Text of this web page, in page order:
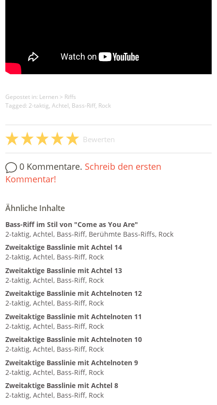
Gepostet in: Lernen > Riffs
Tagged: 2-taktig, Achtel, Bass-Riff, Rock
Bewerten
0 Kommentare. Schreib den ersten
Kommentar!
Ähnliche Inhalte
Bass-Riff im Stil von "Come as You Are"
2-taktig, Achtel, Bass-Riff, Berühmte Bass-Riffs, Rock
Zweitaktige Basslinie mit Achtel 14
2-taktig, Achtel, Bass-Riff, Rock
Zweitaktige Basslinie mit Achtel 13
2-taktig, Achtel, Bass-Riff, Rock
Zweitaktige Basslinie mit Achtelnoten 12
2-taktig, Achtel, Bass-Riff, Rock
Zweitaktige Basslinie mit Achtelnoten 11
2-taktig, Achtel, Bass-Riff, Rock
Zweitaktige Basslinie mit Achtelnoten 10
2-taktig, Achtel, Bass-Riff, Rock
Zweitaktige Basslinie mit Achtelnoten 9
2-taktig, Achtel, Bass-Riff, Rock
Zweitaktige Basslinie mit Achtel 8
2-taktig, Achtel, Bass-Riff, Rock